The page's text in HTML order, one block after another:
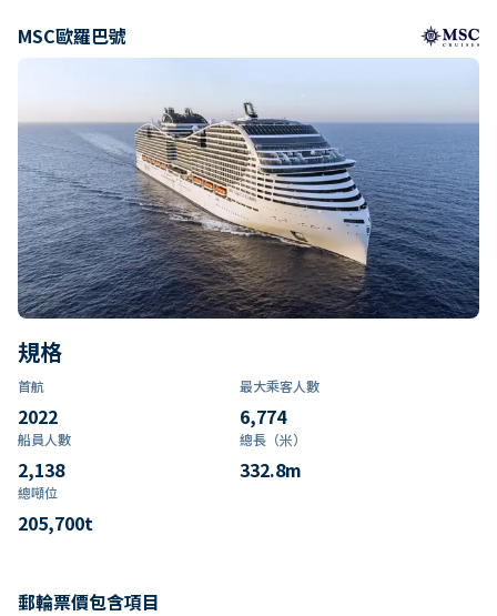
MSC歐羅巴號
規格
首航
2022
最大乘客人數
6,774
船員人數
2,138
總長（米）
332.8m
總噸位
205,700t
郵輪票價包含項目